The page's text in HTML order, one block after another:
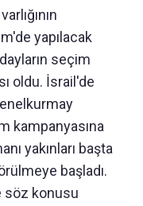
yapılacak
seçim
oldu. İsrail'de
kampanyasına
yakınları başta
başladı.
söz konusu